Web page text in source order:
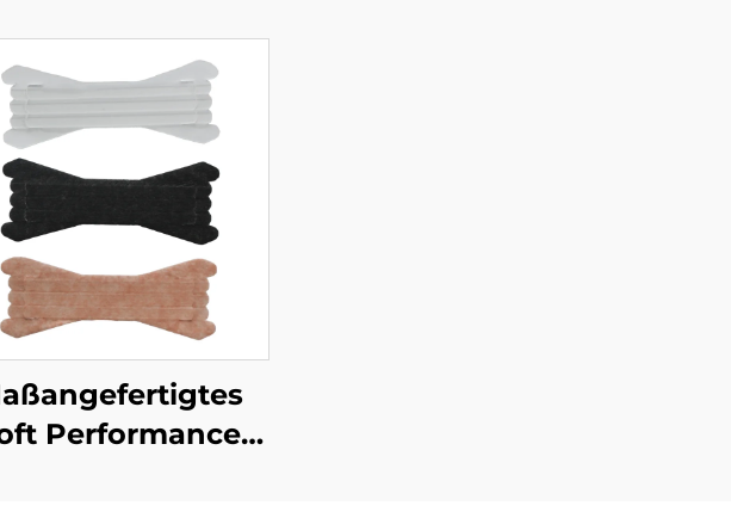
Performance